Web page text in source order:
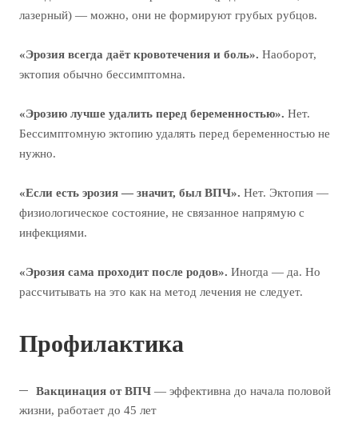
лазерный) — можно, они не формируют грубых рубцов.
«Эрозия всегда даёт кровотечения и боль». Наоборот,
эктопия обычно бессимптомна.
«Эрозию лучше удалить перед беременностью». Нет.
Бессимптомную эктопию удалять перед беременностью не
нужно.
«Если есть эрозия — значит, был ВПЧ». Нет. Эктопия —
физиологическое состояние, не связанное напрямую с
инфекциями.
«Эрозия сама проходит после родов». Иногда — да. Но
рассчитывать на это как на метод лечения не следует.
Профилактика
Вакцинация от ВПЧ — эффективна до начала половой
жизни, работает до 45 лет